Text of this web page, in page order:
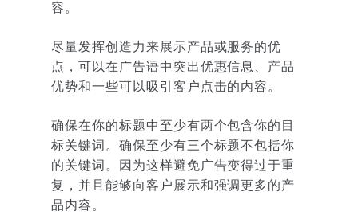
容。
尽量发挥创造力来展示产品或服务的优
点，可以在广告语中突出优惠信息、产品
优势和一些可以吸引客户点击的内容。
确保在你的标题中至少有两个包含你的目
标关键词。确保至少有三个标题不包括你
的关键词。因为这样避免广告变得过于重
复，并且能够向客户展示和强调更多的产
品内容。